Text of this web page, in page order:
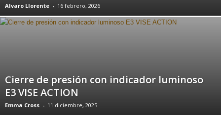
Alvaro Llorente - 16 febrero, 2026
Cierre de presión con indicador luminoso
E3 VISE ACTION
Emma Cross - 11 diciembre, 2025